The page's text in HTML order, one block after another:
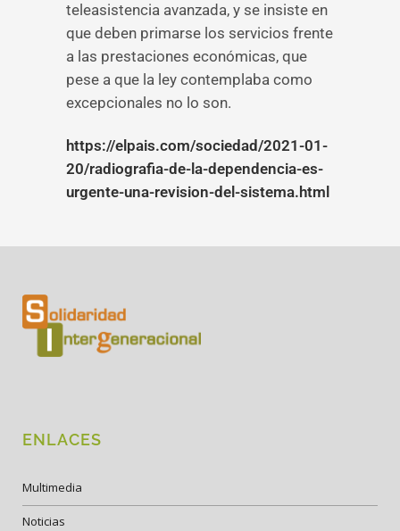
teleasistencia avanzada, y se insiste en
que deben primarse los servicios frente
a las prestaciones económicas, que
pese a que la ley contemplaba como
excepcionales no lo son.
https://elpais.com/sociedad/2021-01-
20/radiografia-de-la-dependencia-es-
urgente-una-revision-del-sistema.html
ENLACES
Multimedia
Noticias